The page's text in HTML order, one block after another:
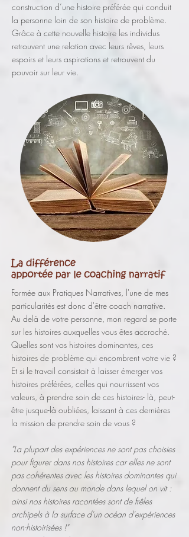
construction d’une histoire préférée qui conduit
la personne loin de son histoire de problème.
Grâce à cette nouvelle histoire les individus
retrouvent une relation avec leurs rêves, leurs
espoirs et leurs aspirations et retrouvent du
pouvoir sur leur vie.
Formée aux Pratiques Narratives, l'une de mes
particularités est donc d'être coach narrative.
Au delà de votre personne, mon regard se porte
sur les histoires auxquelles vous êtes accroché.
Quelles sont vos histoires dominantes, ces
histoires de problème qui encombrent votre vie ?
Et si le travail consistait à laisser émerger vos
histoires préférées, celles qui nourrissent vos
valeurs, à prendre soin de ces histoires- là, peut-
être jusque-là oubliées, laissant à ces dernières
la mission de prendre soin de vous ?
"La plupart des expériences ne sont pas choisies
pour figurer dans nos histoires car elles ne sont
pas cohérentes avec les histoires dominantes qui
donnent du sens au monde dans lequel on vit :
ainsi nos histoires racontées sont de frêles
archipels à la surface d'un océan d'expériences
non-histoirisées !"